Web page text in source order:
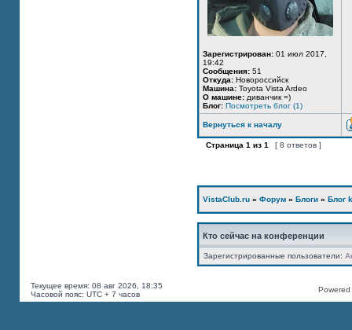
Зарегистрирован: 01 июл 2017,
19:42
Сообщения: 51
Откуда: Новороссийск
Машина: Toyota Vista Ardeo
О машине: диванчик =)
Блог: Посмотреть блог (1)
Вернуться к началу
Страница 1 из 1 [ 8 ответов ]
VistaClub.ru » Форум » Блоги » Блог
Кто сейчас на конференции
Зарегистрированные пользователи:
Текущее время: 08 авг 2026, 18:35
Часовой пояс: UTC + 7 часов